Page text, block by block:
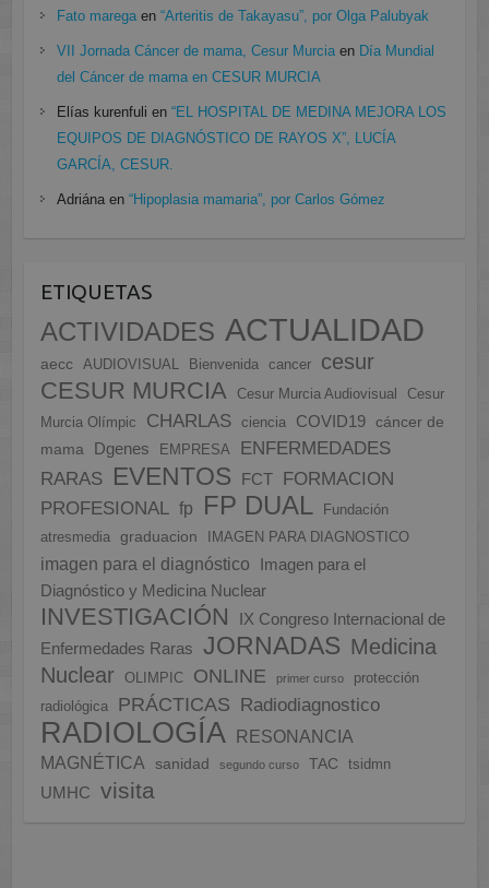
Fato maregaen “Arteritis de Takayasu”, por Olga Palubyak
VII Jornada Cáncer de mama, Cesur Murciaen Día Mundial
del Cáncer de mama en CESUR MURCIA
Elías kurenfuli en “EL HOSPITAL DE MEDINA MEJORA LOS
EQUIPOS DE DIAGNÓSTICO DE RAYOS X”, LUCÍA
GARCÍA, CESUR.
Adriánaen “Hipoplasia mamaria”, por Carlos Gómez
ETIQUETAS
ACTIVIDADES ACTUALIDAD
aecc AUDIOVISUAL Bienvenida cancer cesur
CESUR MURCIA Cesur Murcia Audiovisual
Cesur
Murcia Olímpic
CHARLAS ciencia COVID19
cáncer de
mama
Dgenes EMPRESA
ENFERMEDADES
RARAS EVENTOS FCT
FORMACION
PROFESIONAL fp FP DUAL
Fundación
atresmedia
graduacion IMAGEN PARA DIAGNOSTICO
imagen para el diagnóstico
Imagen para el
Diagnóstico y Medicina Nuclear
INVESTIGACIÓN
IX Congreso Internacional de
Enfermedades Raras
JORNADAS Medicina
Nuclear
OLIMPIC ONLINE primer curso
protección
radiológica
PRÁCTICAS Radiodiagnostico
RADIOLOGÍA
RESONANCIA
MAGNÉTICA
sanidad segundo curso TAC tsidmn
UMHC visita